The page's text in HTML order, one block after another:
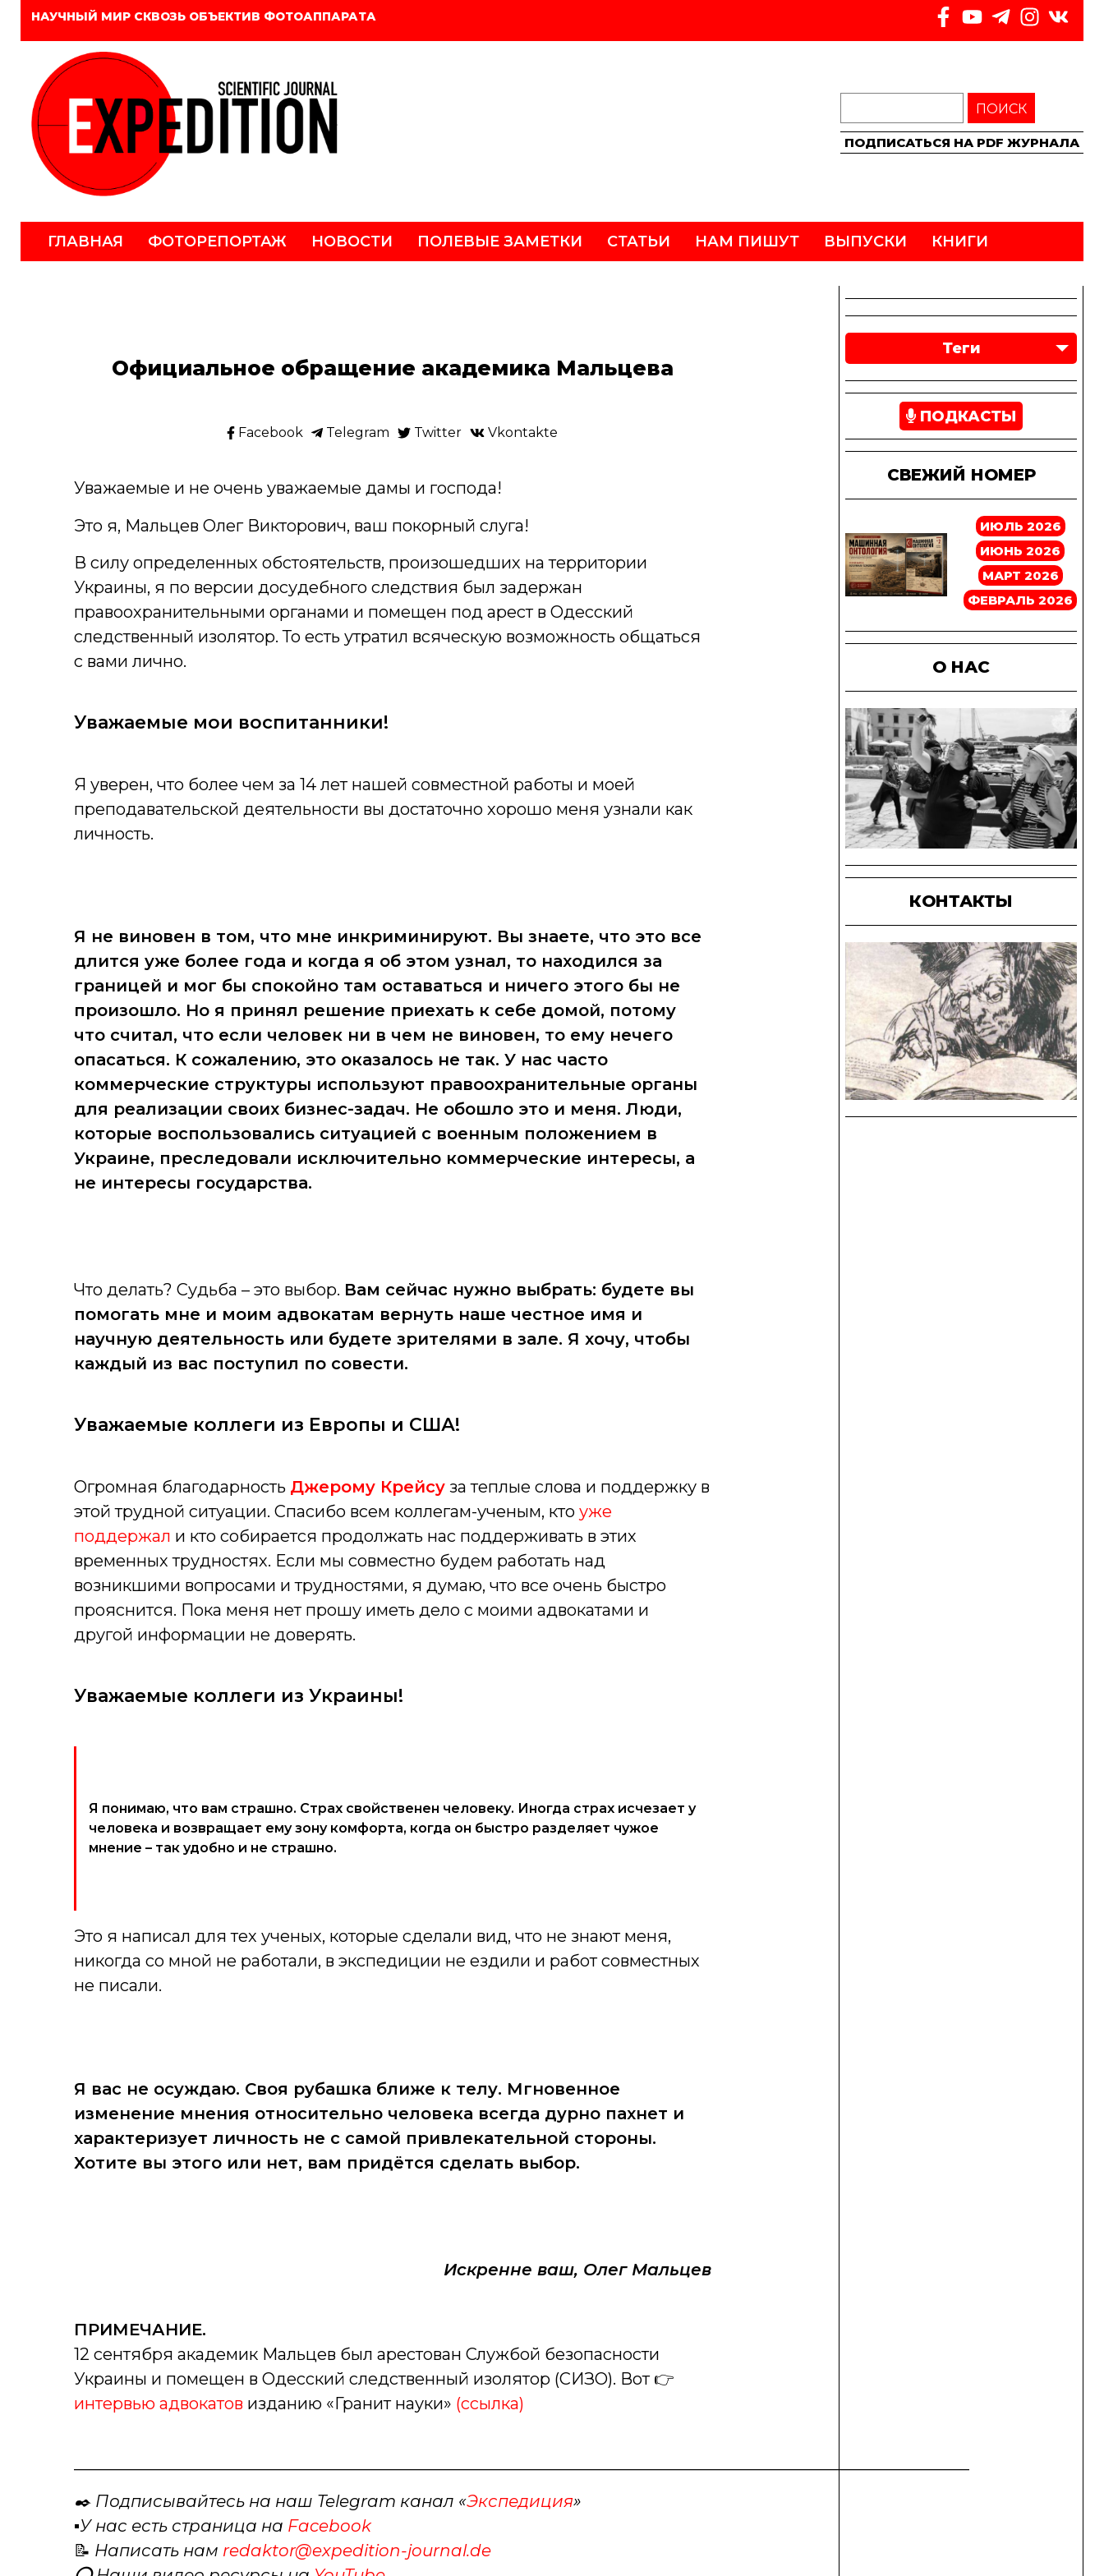
НАУЧНЫЙ МИР СКВОЗЬ ОБЪЕКТИВ ФОТОАППАРАТА
ПОИСК
ПОДПИСАТЬСЯ НА PDF ЖУРНАЛА
ГЛАВНАЯ ФОТОРЕПОРТАЖ НОВОСТИ ПОЛЕВЫЕ ЗАМЕТКИ СТАТЬИ НАМ ПИШУТ ВЫПУСКИ КНИГИ
Официальное обращение академика Мальцева
Facebook Telegram Twitter Vkontakte
Уважаемые и не очень уважаемые дамы и господа!
Это я, Мальцев Олег Викторович, ваш покорный слуга!
В силу определенных обстоятельств, произошедших на территории
Украины, я по версии досудебного следствия был задержан
правоохранительными органами и помещен под арест в Одесский
следственный изолятор. То есть утратил всяческую возможность общаться
с вами лично.
Уважаемые мои воспитанники!
Я уверен, что более чем за 14 лет нашей совместной работы и моей
преподавательской деятельности вы достаточно хорошо меня узнали как
личность.
Я не виновен в том, что мне инкриминируют. Вы знаете, что это все
длится уже более года и когда я об этом узнал, то находился за
границей и мог бы спокойно там оставаться и ничего этого бы не
произошло. Но я принял решение приехать к себе домой, потому
что считал, что если человек ни в чем не виновен, то ему нечего
опасаться. К сожалению, это оказалось не так. У нас часто
коммерческие структуры используют правоохранительные органы
для реализации своих бизнес-задач. Не обошло это и меня. Люди,
которые воспользовались ситуацией с военным положением в
Украине, преследовали исключительно коммерческие интересы, а
не интересы государства.
Что делать? Судьба – это выбор. Вам сейчас нужно выбрать: будете вы
помогать мне и моим адвокатам вернуть наше честное имя и
научную деятельность или будете зрителями в зале. Я хочу, чтобы
каждый из вас поступил по совести.
Уважаемые коллеги из Европы и США!
Огромная благодарность Джерому Крейсуза теплые слова и поддержку в
этой трудной ситуации. Спасибо всем коллегам-ученым, кто уже
поддержал и кто собирается продолжать нас поддерживать в этих
временных трудностях. Если мы совместно будем работать над
возникшими вопросами и трудностями, я думаю, что все очень быстро
прояснится. Пока меня нет прошу иметь дело с моими адвокатами и
другой информации не доверять.
Уважаемые коллеги из Украины!
Я понимаю, что вам страшно. Страх свойственен человеку. Иногда страх исчезает у
человека и возвращает ему зону комфорта, когда он быстро разделяет чужое
мнение – так удобно и не страшно.
Это я написал для тех ученых, которые сделали вид, что не знают меня,
никогда со мной не работали, в экспедиции не ездили и работ совместных
не писали.
Я вас не осуждаю. Своя рубашка ближе к телу. Мгновенное
изменение мнения относительно человека всегда дурно пахнет и
характеризует личность не с самой привлекательной стороны.
Хотите вы этого или нет, вам придётся сделать выбор.
Искренне ваш, Олег Мальцев
ПРИМЕЧАНИЕ.
12 сентября академик Мальцев был арестован Службой безопасности
Украины и помещен в Одесский следственный изолятор (СИЗО). Вот 👉
интервью адвокатов изданию «Гранит науки» (ссылка)
✒️ Подписывайтесь на наш Telegram канал «Экспедиция»
▪️У нас есть страница на Facebook
📝 Написать нам redaktor@expedition-journal.de
Теги
ПОДКАСТЫ
СВЕЖИЙ НОМЕР
ИЮЛЬ 2026
ИЮНЬ 2026
МАРТ 2026
ФЕВРАЛЬ 2026
О НАС
КОНТАКТЫ